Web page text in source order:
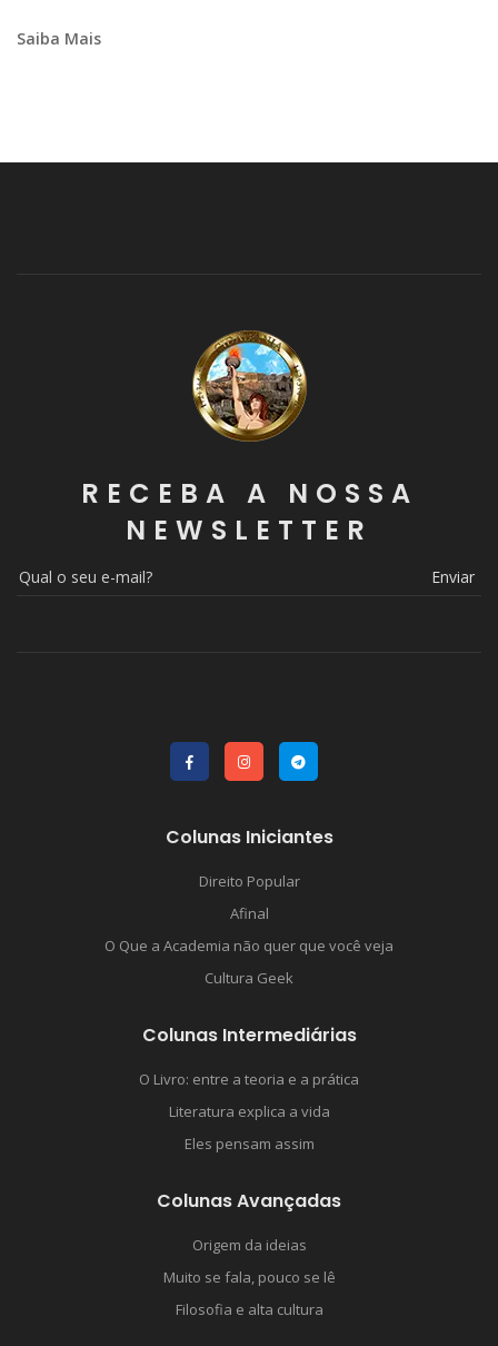
Saiba Mais
RECEBA A NOSSA
NEWSLETTER
Enviar
Colunas Iniciantes
Direito Popular
Afinal
O Que a Academia não quer que você veja
Cultura Geek
Colunas Intermediárias
O Livro: entre a teoria e a prática
Literatura explica a vida
Eles pensam assim
Colunas Avançadas
Origem da ideias
Muito se fala, pouco se lê
Filosofia e alta cultura